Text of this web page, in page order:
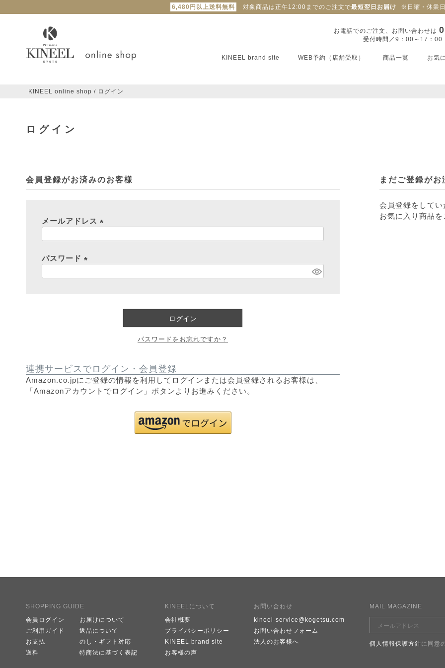
6,480円以上送料無料 対象商品は正午12:00までのご注文で最短翌日お届け ※日曜・休業
お電話でのご注文、お問い合わせは
受付時間／9：00～17：00
KINEEL brand site WEB予約（店舗受取） 商品一覧 お気
KINEEL online shop ログイン
ログイン
会員登録がお済みのお客様
メールアドレス
パスワード
ログイン
パスワードをお忘れですか？
連携サービスでログイン・会員登録
Amazon.co.jpにご登録の情報を利用してログインまたは会員登録されるお客様は、
「Amazonアカウントでログイン」ボタンよりお進みください。
まだご登録が
会員登録をして
お気に入り商品
SHOPPING GUIDE
会員ログイン
ご利用ガイド
お支払
送料
お届けについて
返品について
のし・ギフト対応
特商法に基づく表記
KINEELについて
会社概要
プライバシーポリシー
KINEEL brand site
お客様の声
お問い合わせ
kineel-service@kogetsu.com
お問い合わせフォーム
法人のお客様へ
MAIL MAGAZINE
個人情報保護方針に同意